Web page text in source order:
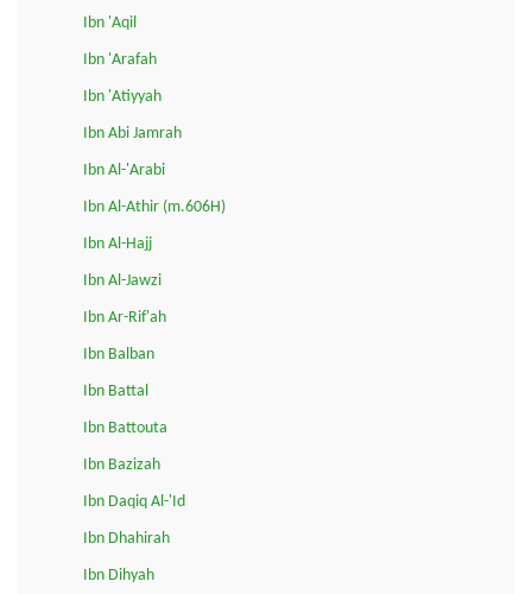
Ibn 'Aqil
Ibn 'Arafah
Ibn 'Atiyyah
Ibn Abi Jamrah
Ibn Al-'Arabi
Ibn Al-Athir (m.606H)
Ibn Al-Hajj
Ibn Al-Jawzi
Ibn Ar-Rif'ah
Ibn Balban
Ibn Battal
Ibn Battouta
Ibn Bazizah
Ibn Daqiq Al-'Id
Ibn Dhahirah
Ibn Dihyah